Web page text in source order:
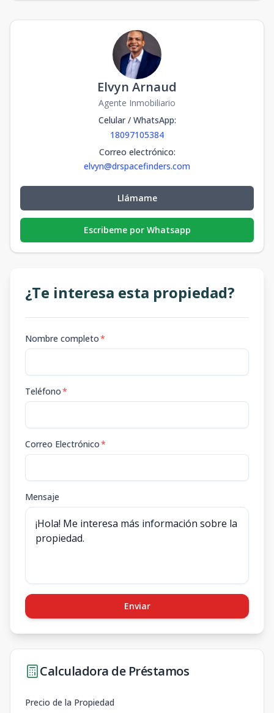
Elvyn Arnaud
Agente Inmobiliario
Celular / WhatsApp:
18097105384
Correo electrónico:
elvyn@drspacefinders.com
Llámame
Escribeme por Whatsapp
¿Te interesa esta propiedad?
Nombre completo*
Teléfono*
Correo Electrónico*
Mensaje
Enviar
Calculadora de Préstamos
Precio de la Propiedad